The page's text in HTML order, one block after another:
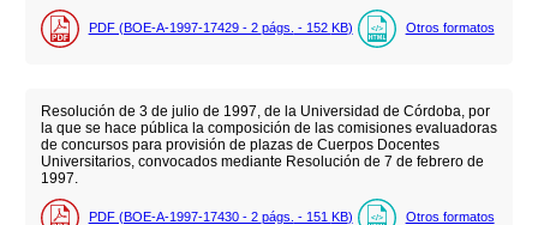
PDF (BOE-A-1997-17429 - 2 págs. - 152 KB) Otros formatos
Resolución de 3 de julio de 1997, de la Universidad de Córdoba, por
la que se hace pública la composición de las comisiones evaluadoras
de concursos para provisión de plazas de Cuerpos Docentes
Universitarios, convocados mediante Resolución de 7 de febrero de
1997.
PDF (BOE-A-1997-17430 - 2 págs. - 151 KB) Otros formatos